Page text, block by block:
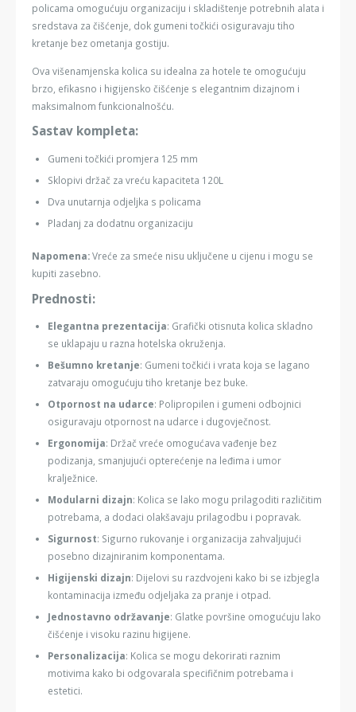
policama omogućuju organizaciju i skladištenje potrebnih alata i
sredstava za čišćenje, dok gumeni točkići osiguravaju tiho
kretanje bez ometanja gostiju.
Ova višenamjenska kolica su idealna za hotele te omogućuju
brzo, efikasno i higijensko čišćenje s elegantnim dizajnom i
maksimalnom funkcionalnošću.
Sastav kompleta:
Gumeni točkići promjera 125 mm
Sklopivi držač za vreću kapaciteta 120L
Dva unutarnja odjeljka s policama
Pladanj za dodatnu organizaciju
Napomena:Vreće za smeće nisu uključene u cijenu i mogu se
kupiti zasebno.
Prednosti:
Elegantna prezentacija: Grafički otisnuta kolica skladno
se uklapaju u razna hotelska okruženja.
Bešumno kretanje: Gumeni točkići i vrata koja se lagano
zatvaraju omogućuju tiho kretanje bez buke.
Otpornost na udarce: Polipropilen i gumeni odbojnici
osiguravaju otpornost na udarce i dugovječnost.
Ergonomija: Držač vreće omogućava vađenje bez
podizanja, smanjujući opterećenje na leđima i umor
kralježnice.
Modularni dizajn: Kolica se lako mogu prilagoditi različitim
potrebama, a dodaci olakšavaju prilagodbu i popravak.
Sigurnost: Sigurno rukovanje i organizacija zahvaljujući
posebno dizajniranim komponentama.
Higijenski dizajn: Dijelovi su razdvojeni kako bi se izbjegla
kontaminacija između odjeljaka za pranje i otpad.
Jednostavno održavanje: Glatke površine omogućuju lako
čišćenje i visoku razinu higijene.
Personalizacija: Kolica se mogu dekorirati raznim
motivima kako bi odgovarala specifičnim potrebama i
estetici.